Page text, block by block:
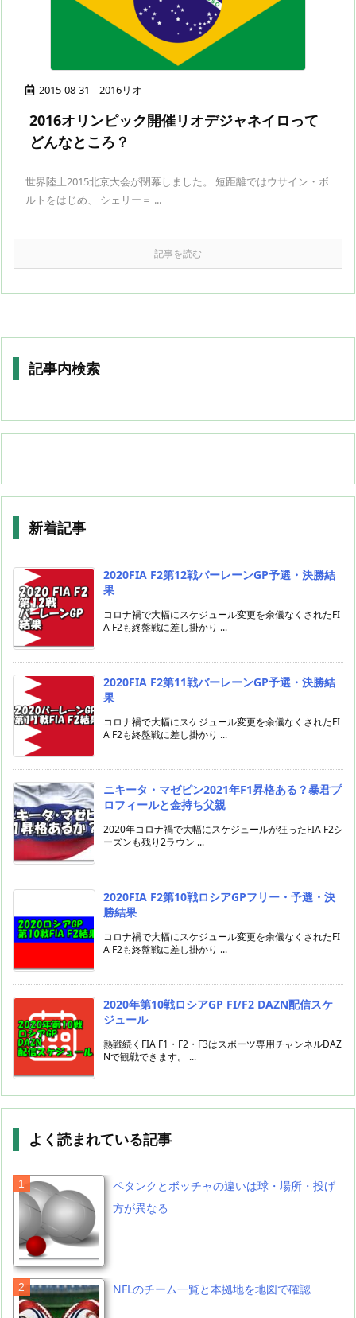
2015-08-31 2016リオ
2016オリンピック開催リオデジャネイロって
どんなところ？
世界陸上2015北京大会が閉幕しました。 短距離ではウサイン・ボ
ルトをはじめ、 シェリー＝ ...
記事を読む
記事内検索
新着記事
2020FIA F2第12戦バーレーンGP予選・決勝結
果
コロナ禍で大幅にスケジュール変更を余儀なくされたFI
A F2も終盤戦に差し掛かり ...
2020FIA F2第11戦バーレーンGP予選・決勝結
果
コロナ禍で大幅にスケジュール変更を余儀なくされたFI
A F2も終盤戦に差し掛かり ...
ニキータ・マゼピン2021年F1昇格ある？暴君プ
ロフィールと金持ち父親
2020年コロナ禍で大幅にスケジュールが狂ったFIA F2シ
ーズンも残り2ラウン ...
2020FIA F2第10戦ロシアGPフリー・予選・決
勝結果
コロナ禍で大幅にスケジュール変更を余儀なくされたFI
A F2も終盤戦に差し掛かり ...
2020年第10戦ロシアGP FI/F2 DAZN配信スケ
ジュール
熱戦続くFIA F1・F2・F3はスポーツ専用チャンネルDAZ
Nで観戦できます。 ...
よく読まれている記事
ペタンクとボッチャの違いは球・場所・投げ
方が異なる
NFLのチーム一覧と本拠地を地図で確認